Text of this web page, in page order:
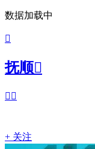
数据加载中

抚顺
 
+ 关注